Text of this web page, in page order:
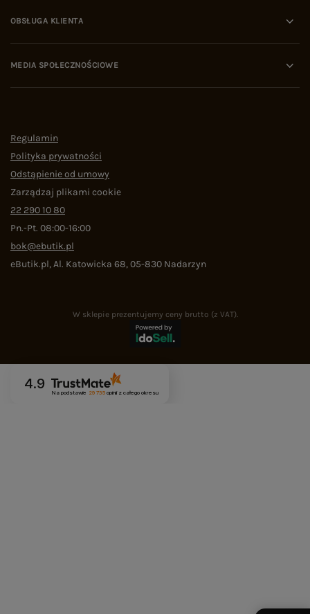
OBSŁUGA KLIENTA
MEDIA SPOŁECZNOŚCIOWE
Regulamin
Polityka prywatności
Odstąpienie od umowy
Zarządzaj plikami cookie
22 290 10 80
Pn.-Pt. 08:00-16:00
bok@ebutik.pl
eButik.pl,Al. Katowicka 68,05-830 Nadarzyn
W sklepie prezentujemy ceny brutto (z VAT).
4.9
Na podstawie 29 735opinii z całego okresu